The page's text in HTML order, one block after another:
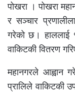
पोखरा । पोखरा
र सञ्चार
गरेको छ। हाललाई
वाकिटकी वितरण
महानगरले आह्वान
प्रालिले वाकिटकी